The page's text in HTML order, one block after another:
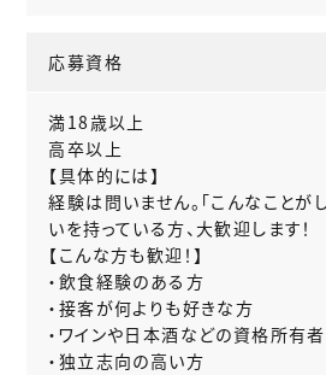
応募資格
満18歳以上
高卒以上
【具体的には】
経験は問いません。「こんなことが
いを持っている方、大歓迎します！
【こんな方も歓迎！】
・飲食経験のある方
・接客が何よりも好きな方
・ワインや日本酒などの資格所有者
・独立志向の高い方